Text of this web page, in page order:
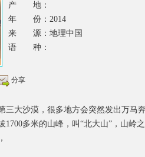
产 地：
年 份：2014
来 源：地理中国
语 种：
分享
三大沙漠，很多地方会突然发出万马
1700多米的山峰，叫“北大山”，山岭